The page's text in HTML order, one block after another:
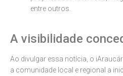
entre outros.
A visibilidade
Ao divulgar essa notícia, o
a comunidade local e regional a